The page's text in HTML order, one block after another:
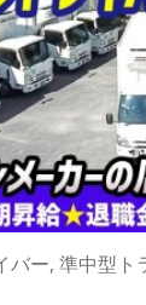
バー, 準中型ト